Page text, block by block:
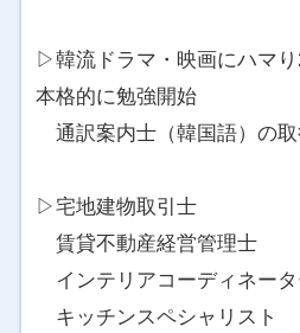
▷韓流ドラマ・映画にハマ
本格的に勉強開始
通訳案内士（韓国語）の取
▷宅地建物取引士
賃貸不動産経営管理士
インテリアコーディネータ
キッチンスペシャリスト